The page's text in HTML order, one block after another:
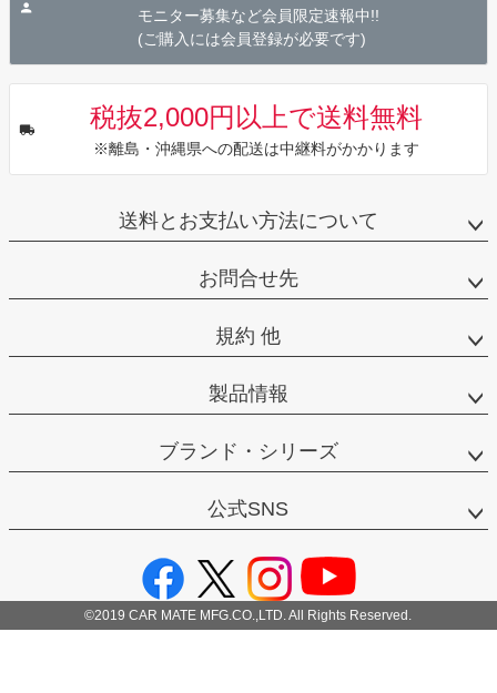
モニター募集など会員限定速報中!!
(ご購入には会員登録が必要です)
税抜2,000円以上で送料無料
※離島・沖縄県への配送は中継料がかかります
送料とお支払い方法について
お問合せ先
規約 他
製品情報
ブランド・シリーズ
公式SNS
©2019 CAR MATE MFG.CO.,LTD. All Rights Reserved.